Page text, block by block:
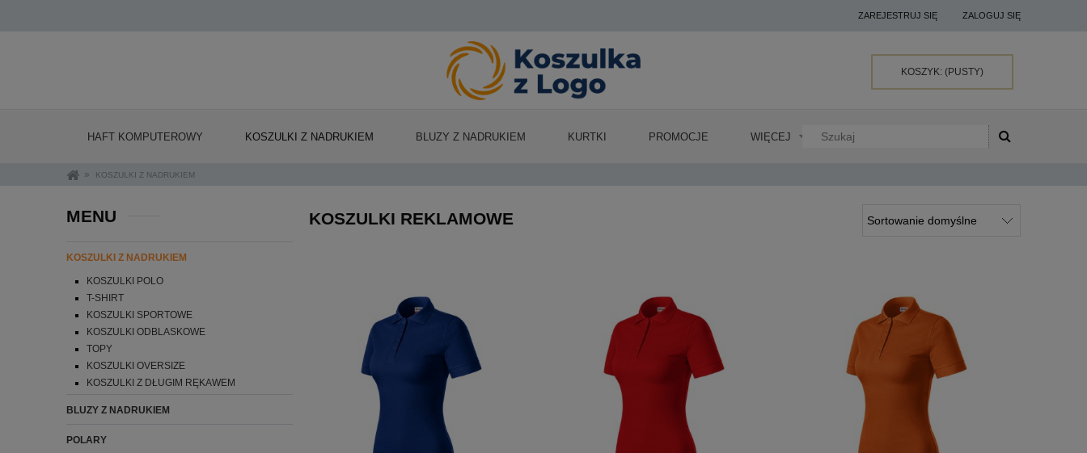
ZAREJESTRUJ SIĘ ZALOGUJ SIĘ
KOSZYK: (PUSTY)
HAFT KOMPUTEROWY KOSZULKI Z NADRUKIEM BLUZY Z NADRUKIEM KURTKI PROMOCJE WIĘCEJ
» KOSZULKI Z NADRUKIEM
MENU
KOSZULKI Z NADRUKIEM
KOSZULKI POLO
T-SHIRT
KOSZULKI SPORTOWE
KOSZULKI ODBLASKOWE
TOPY
KOSZULKI OVERSIZE
KOSZULKI Z DŁUGIM RĘKAWEM
BLUZY Z NADRUKIEM
POLARY
KOSZULKI REKLAMOWE